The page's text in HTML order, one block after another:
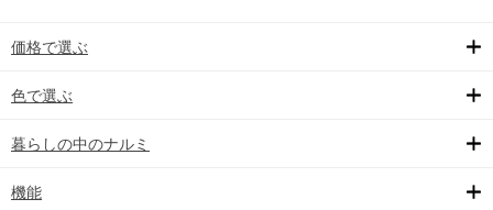
価格で選ぶ
色で選ぶ
暮らしの中のナルミ
機能